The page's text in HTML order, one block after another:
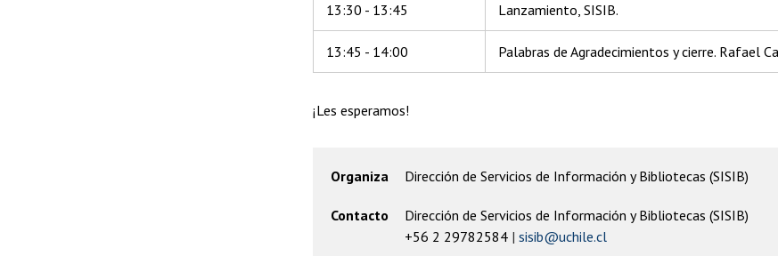
13:30 - 13:45 Lanzamiento, SISIB.
13:45 - 14:00 Palabras de Agradecimientos y cierre. Rafael
¡Les esperamos!
Organiza Dirección de Servicios de Información y Bibliotecas (SISIB)
Contacto
Dirección de Servicios de Información y Bibliotecas (SISIB)
+56 2 29782584
sisib@uchile.cl